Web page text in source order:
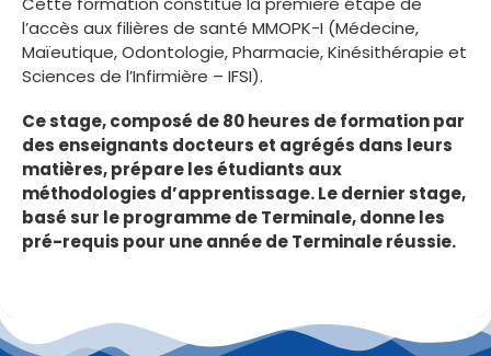
l’accès aux filières de santé MMOPK-I (Médecine,
Maïeutique, Odontologie, Pharmacie, Kinésithérapie et
Sciences de l’Infirmière – IFSI).
Ce stage, composé de 80 heures de formation par
des enseignants docteurs et agrégés dans leurs
matières, prépare les étudiants aux
méthodologies d’apprentissage. Le dernier stage,
basé sur le programme de Terminale, donne les
pré-requis pour une année de Terminale réussie.